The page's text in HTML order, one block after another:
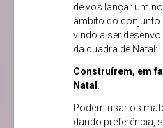
de vos lançar um
âmbito do conjunto
vindo a ser
da quadra de Natal:
Construírem, em
Natal
Podem usar os
dando preferência,